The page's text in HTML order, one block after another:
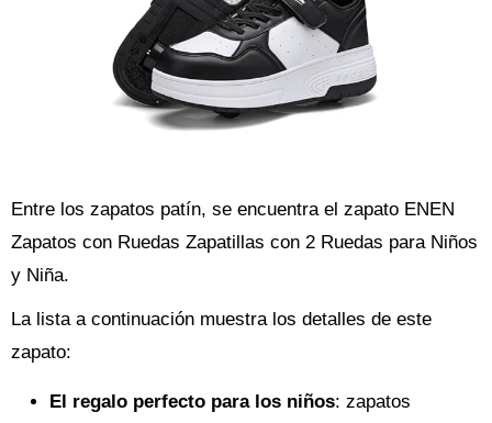
Entre los zapatos patín, se encuentra el zapato ENEN
Zapatos con Ruedas Zapatillas con 2 Ruedas para Niños
y Niña.
La lista a continuación muestra los detalles de este
zapato:
El regalo perfecto para los niños: zapatos